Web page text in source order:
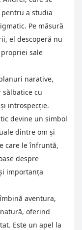
a studia
Pe măsură
el descoperă nu
sale
narative,
cu
introspecție.
devine un simbol
dintre om și
care le înfruntă,
despre
importanța
aventura,
oferind
Este un apel la